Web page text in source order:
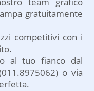
gratuitamente
competitivi con i
al tuo fianco dal
o via